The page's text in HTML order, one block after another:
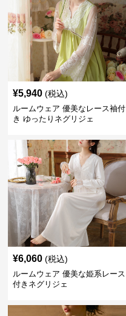
¥5,940 (税込)
ルームウェア 優美なレース袖付
き ゆったりネグリジェ
¥6,060 (税込)
ルームウェア 優美な姫系レース
付きネグリジェ